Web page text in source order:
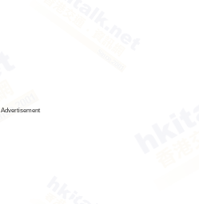
Advertisement